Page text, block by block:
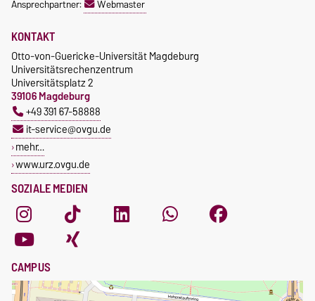
Ansprechpartner:
Webmaster
SOZIALE MEDIEN
KONTAKT
Otto-von-Guericke-Universität Magdeburg
Universitätsrechenzentrum
Universitätsplatz 2
39106 Magdeburg
+49 391 67-58888
it-service@ovgu.de
mehr…
www.urz.ovgu.de
CAMPUS